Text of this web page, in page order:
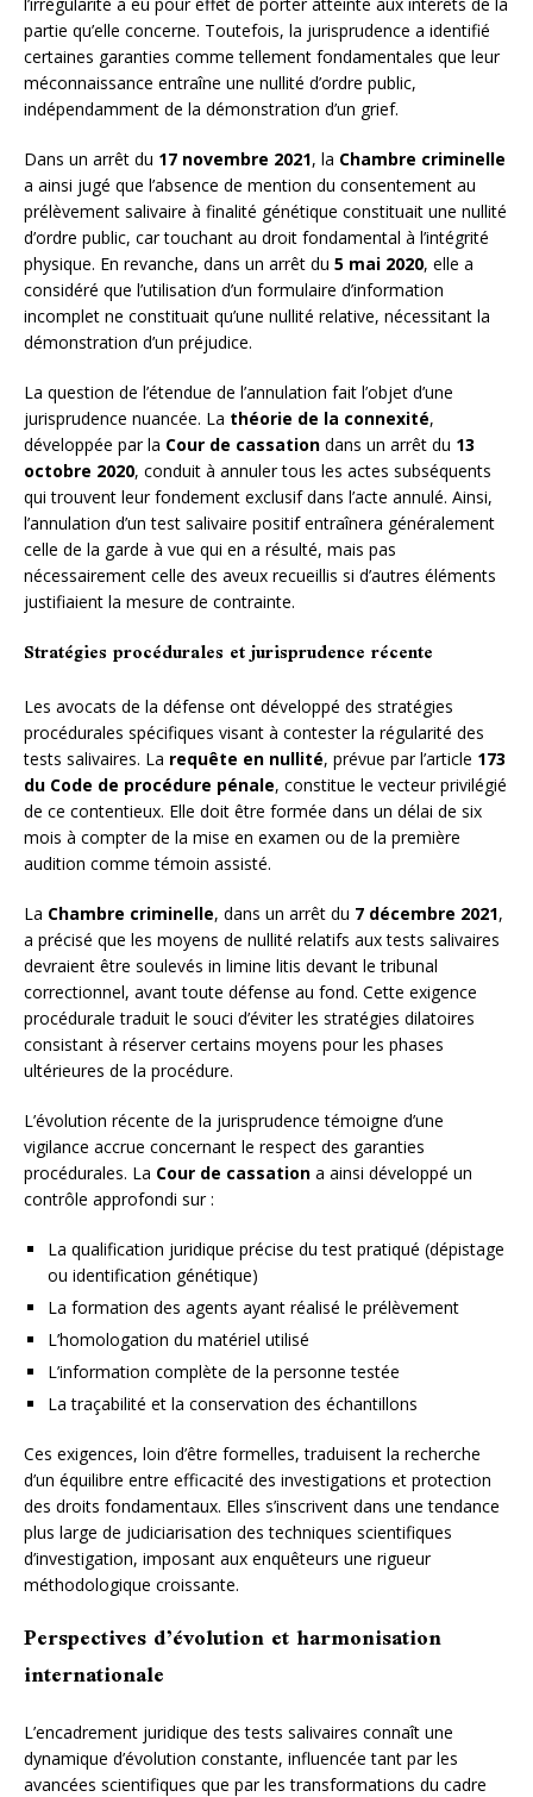
partie qu’elle concerne. Toutefois, la jurisprudence a identifié
certaines garanties comme tellement fondamentales que leur
méconnaissance entraîne une nullité d’ordre public,
indépendamment de la démonstration d’un grief.
Dans un arrêt du 17 novembre 2021, la Chambre criminelle
a ainsi jugé que l’absence de mention du consentement au
prélèvement salivaire à finalité génétique constituait une nullité
d’ordre public, car touchant au droit fondamental à l’intégrité
physique. En revanche, dans un arrêt du 5 mai 2020, elle a
considéré que l’utilisation d’un formulaire d’information
incomplet ne constituait qu’une nullité relative, nécessitant la
démonstration d’un préjudice.
La question de l’étendue de l’annulation fait l’objet d’une
jurisprudence nuancée. La théorie de la connexité,
développée par la Cour de cassation dans un arrêt du 13
octobre 2020, conduit à annuler tous les actes subséquents
qui trouvent leur fondement exclusif dans l’acte annulé. Ainsi,
l’annulation d’un test salivaire positif entraînera généralement
celle de la garde à vue qui en a résulté, mais pas
nécessairement celle des aveux recueillis si d’autres éléments
justifiaient la mesure de contrainte.
Stratégies procédurales et jurisprudence récente
Les avocats de la défense ont développé des stratégies
procédurales spécifiques visant à contester la régularité des
tests salivaires. La requête en nullité, prévue par l’article 173
du Code de procédure pénale, constitue le vecteur privilégié
de ce contentieux. Elle doit être formée dans un délai de six
mois à compter de la mise en examen ou de la première
audition comme témoin assisté.
La Chambre criminelle, dans un arrêt du 7 décembre 2021,
a précisé que les moyens de nullité relatifs aux tests salivaires
devraient être soulevés in limine litis devant le tribunal
correctionnel, avant toute défense au fond. Cette exigence
procédurale traduit le souci d’éviter les stratégies dilatoires
consistant à réserver certains moyens pour les phases
ultérieures de la procédure.
L’évolution récente de la jurisprudence témoigne d’une
vigilance accrue concernant le respect des garanties
procédurales. La Cour de cassation a ainsi développé un
contrôle approfondi sur :
La qualification juridique précise du test pratiqué (dépistage
ou identification génétique)
La formation des agents ayant réalisé le prélèvement
L’homologation du matériel utilisé
L’information complète de la personne testée
La traçabilité et la conservation des échantillons
Ces exigences, loin d’être formelles, traduisent la recherche
d’un équilibre entre efficacité des investigations et protection
des droits fondamentaux. Elles s’inscrivent dans une tendance
plus large de judiciarisation des techniques scientifiques
d’investigation, imposant aux enquêteurs une rigueur
méthodologique croissante.
Perspectives d’évolution et harmonisation
internationale
L’encadrement juridique des tests salivaires connaît une
dynamique d’évolution constante, influencée tant par les
avancées scientifiques que par les transformations du cadre